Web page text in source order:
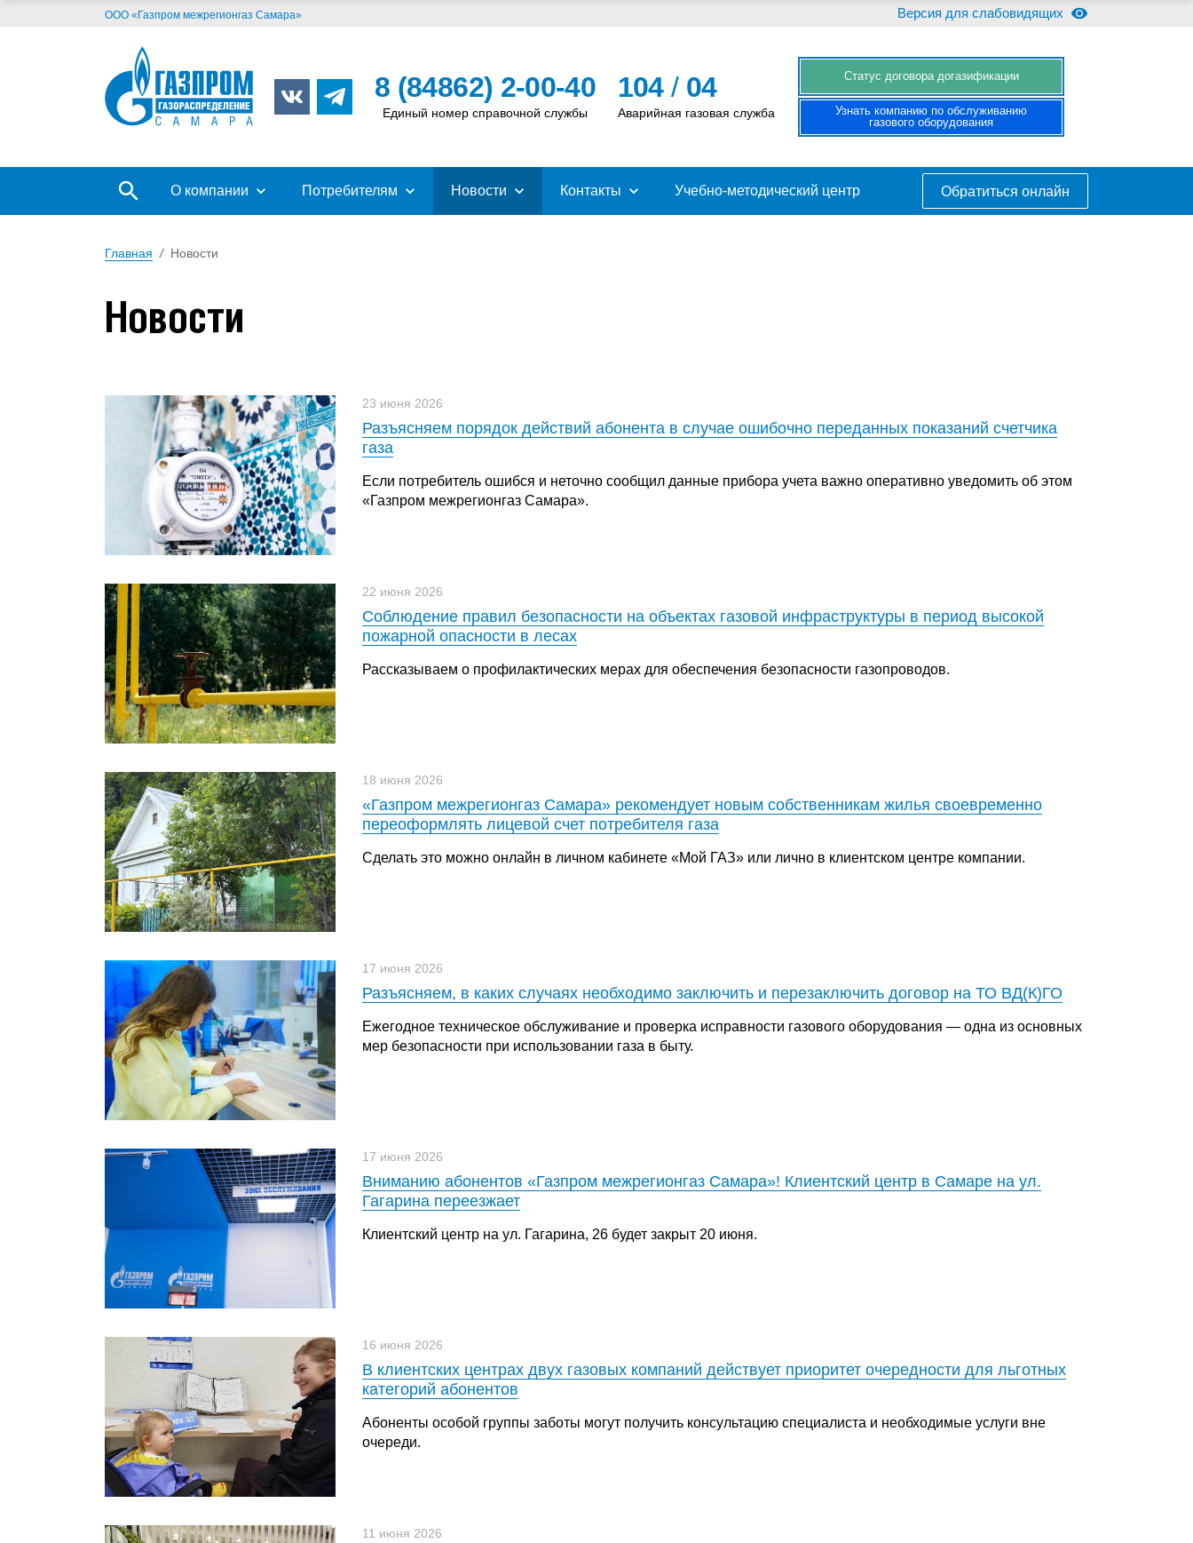
ООО «Газпром межрегионгаз Самара» Версия для слабовидящих
8 (84862) 2-00-40
Единый номер справочной службы
104/ 04
Аварийная газовая служба
Cтатус договора догазификации
Узнать компанию по обслуживанию
газового оборудования
О компании Потребителям Новости Контакты Учебно-методический центр Обратиться онлайн
Главная / Новости
Новости
23 июня 2026
Разъясняем порядок действий абонента в случае ошибочно переданных показаний счетчика
газа
Если потребитель ошибся и неточно сообщил данные прибора учета важно оперативно уведомить об этом
«Газпром межрегионгаз Самара».
22 июня 2026
Соблюдение правил безопасности на объектах газовой инфраструктуры в период высокой
пожарной опасности в лесах
Рассказываем о профилактических мерах для обеспечения безопасности газопроводов.
18 июня 2026
«Газпром межрегионгаз Самара» рекомендует новым собственникам жилья своевременно
переоформлять лицевой счет потребителя газа
Сделать это можно онлайн в личном кабинете «Мой ГАЗ» или лично в клиентском центре компании.
17 июня 2026
Разъясняем, в каких случаях необходимо заключить и перезаключить договор на ТО ВД(К)ГО
Ежегодное техническое обслуживание и проверка исправности газового оборудования — одна из основных
мер безопасности при использовании газа в быту.
17 июня 2026
Вниманию абонентов «Газпром межрегионгаз Самара»! Клиентский центр в Самаре на ул.
Гагарина переезжает
Клиентский центр на ул. Гагарина, 26 будет закрыт 20 июня.
16 июня 2026
В клиентских центрах двух газовых компаний действует приоритет очередности для льготных
категорий абонентов
Абоненты особой группы заботы могут получить консультацию специалиста и необходимые услуги вне
очереди.
11 июня 2026